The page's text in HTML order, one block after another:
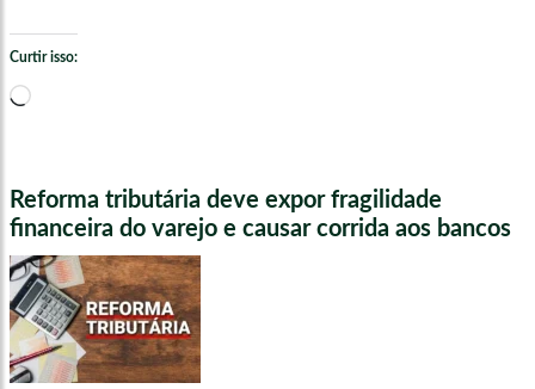
Curtir isso:
Carregando...
Reforma tributária deve expor fragilidade
financeira do varejo e causar corrida aos bancos